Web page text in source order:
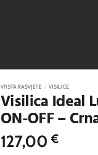
VRSTA RASVJETE / VISILICE
Visilica Ideal
ON-OFF –
127,00€